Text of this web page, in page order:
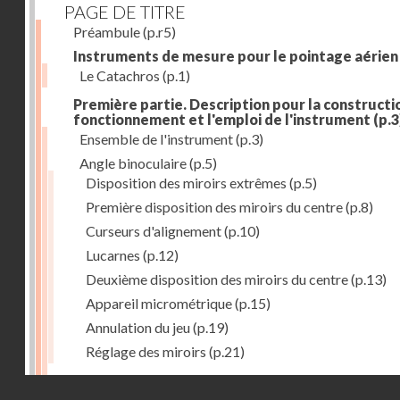
PAGE DE TITRE
Préambule(p.r5)
Instruments de mesure pour le pointage aérien
Le Catachros (p.1)
Première partie. Description pour la
fonctionnement et l'emploi de l'instrument
Ensemble de l'instrument(p.3)
Angle binoculaire(p.5)
Disposition des miroirs extrêmes (p.5)
Première disposition des miroirs du centre(p.8)
Curseurs d'alignement(p.10)
Lucarnes (p.12)
Deuxième disposition des miroirs du centre(p.13)
Appareil micrométrique(p.15)
Annulation du jeu(p.19)
Réglage des miroirs (p.21)
Mouvement oscillatoire(p.23)